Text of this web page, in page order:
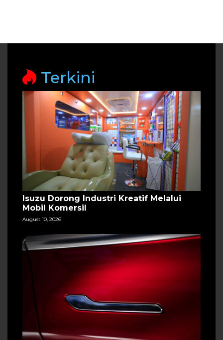
Terkini
Isuzu Dorong Industri Kreatif Melalui
Mobil Komersil
August 10, 2026